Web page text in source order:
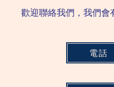
歡迎聯絡我們，我們會
電話